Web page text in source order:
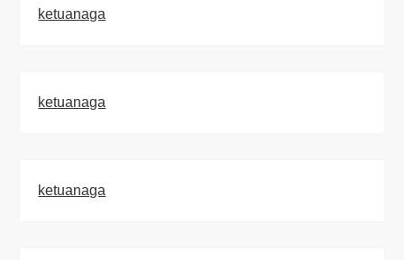
ketuanaga
ketuanaga
ketuanaga